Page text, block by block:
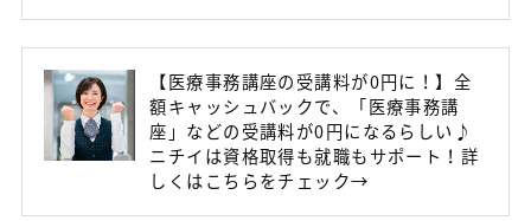
【医療事務講座の受講料が0円に！】全
額キャッシュバックで、「医療事務講
座」などの受講料が0円になるらしい♪
ニチイは資格取得も就職もサポート！詳
しくはこちらをチェック→